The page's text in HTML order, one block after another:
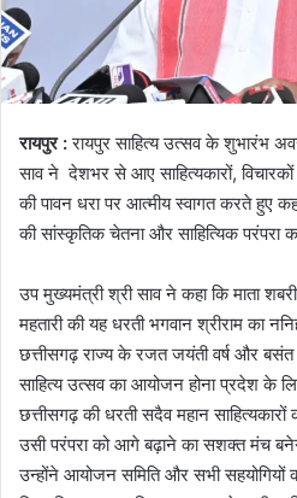
रायपुर :रायपुर साहित्य उत्सव के शुभारंभ
साव ने देशभर से आए साहित्यकारों, विचारकों
की पावन धरा पर आत्मीय स्वागत करते हुए
की सांस्कृतिक चेतना और साहित्यिक परंपरा
उप मुख्यमंत्री श्री साव ने कहा कि माता
महतारी की यह धरती भगवान श्रीराम का
छत्तीसगढ़ राज्य के रजत जयंती वर्ष और
साहित्य उत्सव का आयोजन होना प्रदेश के
छत्तीसगढ़ की धरती सदैव महान
उसी परंपरा को आगे बढ़ाने का सशक्त मंच
उन्होंने आयोजन समिति और सभी सहयोगियों